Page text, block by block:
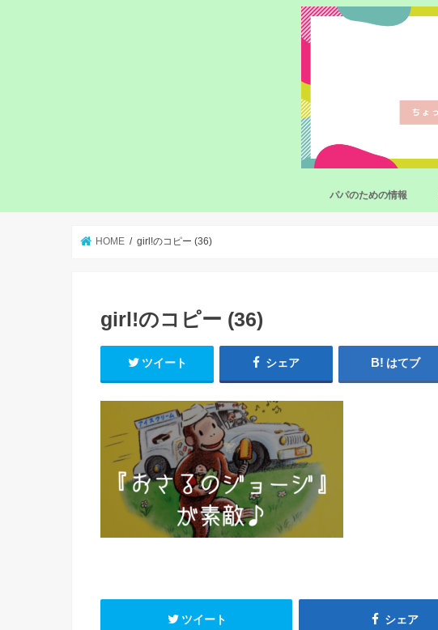
パパのための情報
HOME girl!のコピー (36)
girl!のコピー (36)
ツイート シェア はてブ
ツイート シェア